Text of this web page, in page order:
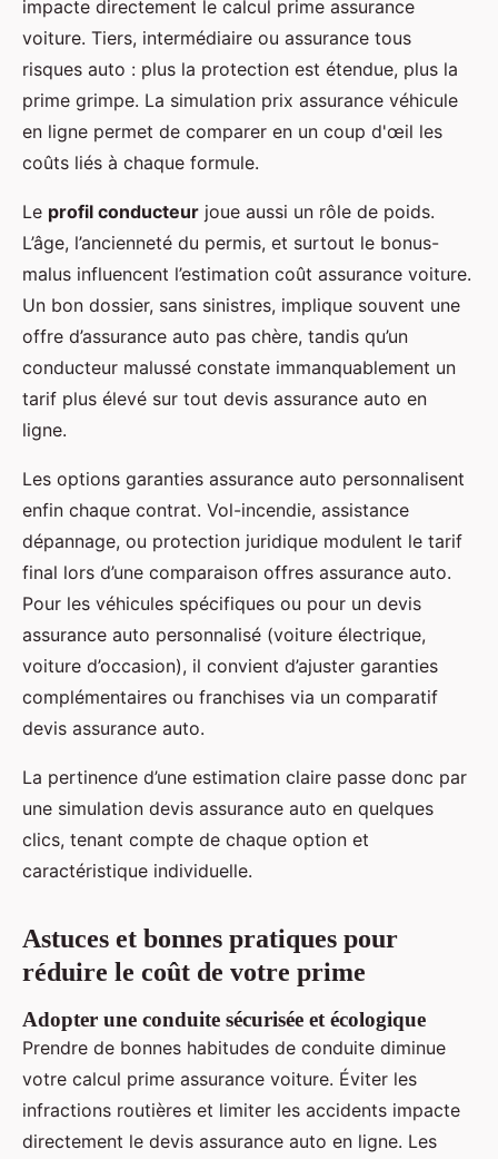
impacte directement le calcul prime assurance
voiture. Tiers, intermédiaire ou assurance tous
risques auto : plus la protection est étendue, plus la
prime grimpe. La simulation prix assurance véhicule
en ligne permet de comparer en un coup d'œil les
coûts liés à chaque formule.
Le profil conducteur joue aussi un rôle de poids.
L’âge, l’ancienneté du permis, et surtout le bonus-
malus influencent l’estimation coût assurance voiture.
Un bon dossier, sans sinistres, implique souvent une
offre d’assurance auto pas chère, tandis qu’un
conducteur malussé constate immanquablement un
tarif plus élevé sur tout devis assurance auto en
ligne.
Les options garanties assurance auto personnalisent
enfin chaque contrat. Vol-incendie, assistance
dépannage, ou protection juridique modulent le tarif
final lors d’une comparaison offres assurance auto.
Pour les véhicules spécifiques ou pour un devis
assurance auto personnalisé (voiture électrique,
voiture d’occasion), il convient d’ajuster garanties
complémentaires ou franchises via un comparatif
devis assurance auto.
La pertinence d’une estimation claire passe donc par
une simulation devis assurance auto en quelques
clics, tenant compte de chaque option et
caractéristique individuelle.
Astuces et bonnes pratiques pour
réduire le coût de votre prime
Adopter une conduite sécurisée et écologique
Prendre de bonnes habitudes de conduite diminue
votre calcul prime assurance voiture. Éviter les
infractions routières et limiter les accidents impacte
directement le devis assurance auto en ligne. Les